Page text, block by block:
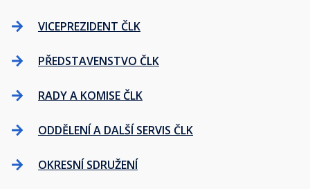
VICEPREZIDENT ČLK
PŘEDSTAVENSTVO ČLK
RADY A KOMISE ČLK
ODDĚLENÍ A DALŠÍ SERVIS ČLK
OKRESNÍ SDRUŽENÍ